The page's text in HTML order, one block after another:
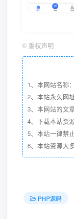
© 版权声明
1、本网站名称：
2、本站永久网址
3、本网站的文
4、下载本站资
5、本站一律禁
6、本站资源大
PHP源码